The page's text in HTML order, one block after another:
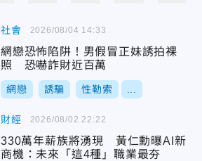
社會
網戀恐怖陷阱！男假冒正妹誘拍裸
照 恐嚇詐財近百萬
網戀 誘騙 性勒索
2026/08/04 14:33
財經
330萬年薪族將湧現 黃仁勳曝AI新
商機：未來「這4種」職業最夯
2026/08/02 22:22